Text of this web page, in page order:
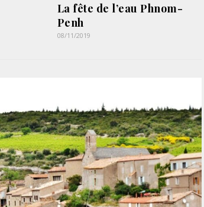
La fête de l’eau Phnom-
Penh
08/11/2019